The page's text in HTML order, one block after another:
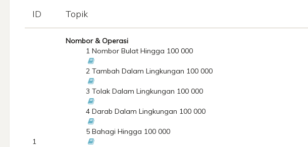
ID Topik
1
Nombor & Operasi
1 Nombor Bulat Hingga 100 000
2 Tambah Dalam Lingkungan 100 000
3 Tolak Dalam Lingkungan 100 000
4 Darab Dalam Lingkungan 100 000
5 Bahagi Hingga 100 000